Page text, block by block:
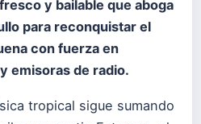
y bailable que aboga
para reconquistar el
con fuerza en
emisoras de radio.
tropical sigue sumando